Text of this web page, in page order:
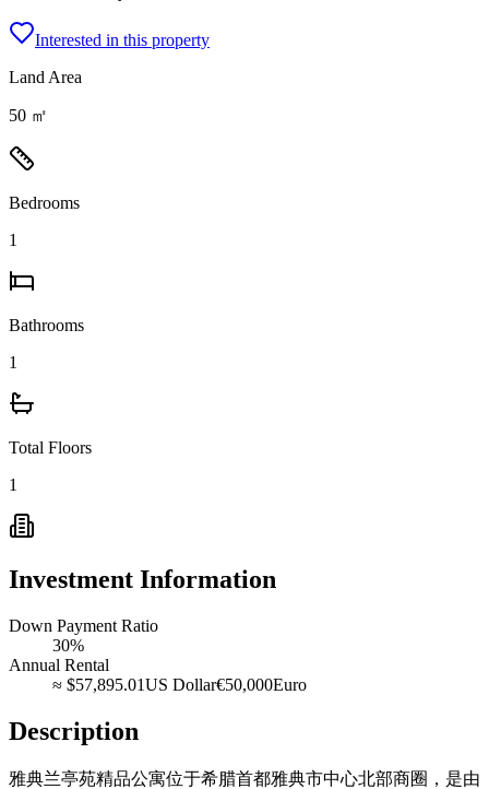
Interested in this property
Land Area
50 ㎡
Bedrooms
1
Bathrooms
1
Total Floors
1
Investment Information
Down Payment Ratio
30%
Annual Rental
≈ $57,895.01US Dollar€50,000Euro
Description
雅典兰亭苑精品公寓位于希腊首都雅典市中心北部商圈，是由